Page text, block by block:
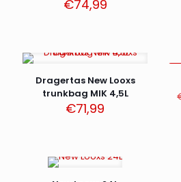
€74,99
Dragertas New Looxs
trunkbag MIK 4,5L
€71,99